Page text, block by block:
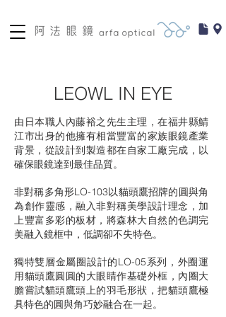
LEOWL IN EYE
由日本職人內藤裕之先生主理，在福井縣鯖
江市出身的他擁有相當豐富的家族眼鏡產業
背景，從設計到製造都在自家工廠完成，以
確保眼鏡達到最佳品質。
非對稱多角形LO-103以貓頭鷹招牌的圓與角
為創作靈感，融入非對稱美學設計理念，加
上豐富多彩的板材，將森林大自然的色調完
美融入鏡框中，低調卻不失特色。
獨特雙層金屬圈設計的LO-05系列，外圈運
用貓頭鷹圓圓的大眼睛作基礎外框，內圈大
膽嘗試貓頭鷹頭上的羽毛形狀，把貓頭鷹極
具特色的圓與角巧妙融合在一起。